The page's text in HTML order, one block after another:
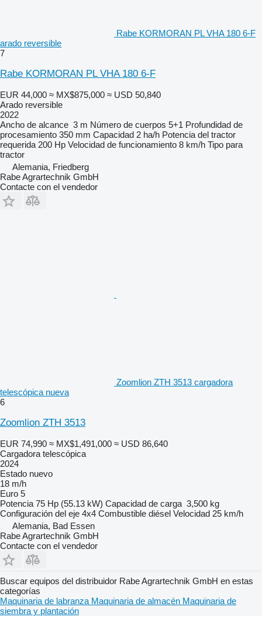
Rabe KORMORAN PL VHA 180 6-F
arado reversible
7
Rabe KORMORAN PL VHA 180 6-F
EUR 44,000 ≈ MX$875,000 ≈ USD 50,840
Arado reversible
2022
Ancho de alcance 3 m Número de cuerpos 5+1 Profundidad de
procesamiento 350 mm Capacidad 2 ha/h Potencia del tractor
requerida 200 Hp Velocidad de funcionamiento 8 km/h Tipo para
tractor
Alemania, Friedberg
Rabe Agrartechnik GmbH
Contacte con el vendedor
Zoomlion ZTH 3513 cargadora
telescópica nueva
6
Zoomlion ZTH 3513
EUR 74,990 ≈ MX$1,491,000 ≈ USD 86,640
Cargadora telescópica
2024
Estado nuevo
18 m/h
Euro 5
Potencia 75 Hp (55.13 kW) Capacidad de carga 3,500 kg
Configuración del eje 4x4 Combustible diésel Velocidad 25 km/h
Alemania, Bad Essen
Rabe Agrartechnik GmbH
Contacte con el vendedor
Buscar equipos del distribuidor Rabe Agrartechnik GmbH en estas
categorías
Maquinaria de labranza Maquinaria de almacén Maquinaria de
siembra y plantación